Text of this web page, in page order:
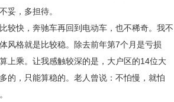
妥，多担待。
快，奔驰车再回到电动车，也不稀奇。我不
风格就是比较稳。除去前年第7个月是亏损
上乘。让我感触较深的是，大户区的14位大
的，只能算稳的。老人曾说：不怕慢，就怕